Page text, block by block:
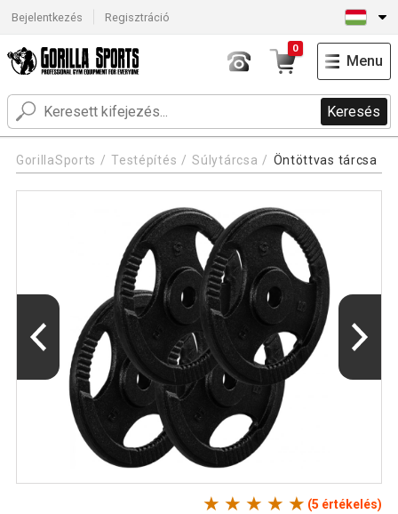
Bejelentkezés Regisztráció
Keresés
0
Menu
GorillaSports Testépítés Súlytárcsa Öntöttvas tárcsa
(5 értékelés)